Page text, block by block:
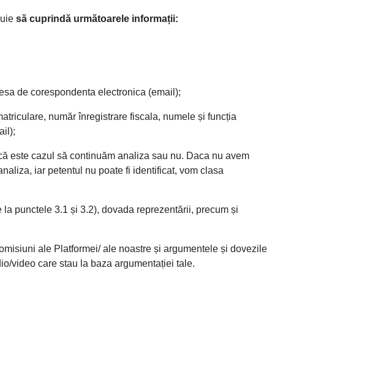
să cuprindă următoarele informații:
de corespondenta electronica (email);
număr înregistrare fiscala, numele și funcția
este cazul să continuăm analiza sau nu. Daca nu avem
iar petentul nu poate fi identificat, vom clasa
punctele 3.1 și 3.2), dovada reprezentării, precum și
ale Platformei/ ale noastre și argumentele și dovezile
video care stau la baza argumentației tale.